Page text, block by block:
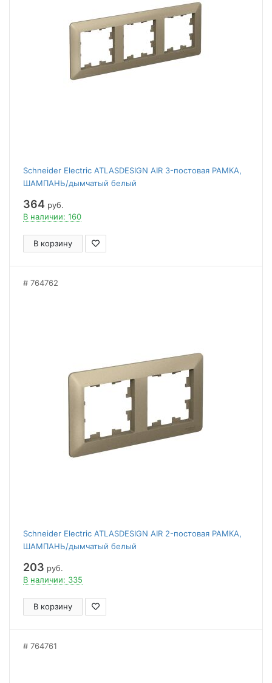
Schneider Electric ATLASDESIGN AIR 3-постовая РАМКА,
ШАМПАНЬ/дымчатый белый
364 руб.
В наличии: 160
В корзину
764762
Schneider Electric ATLASDESIGN AIR 2-постовая РАМКА,
ШАМПАНЬ/дымчатый белый
203 руб.
В наличии: 335
В корзину
764761